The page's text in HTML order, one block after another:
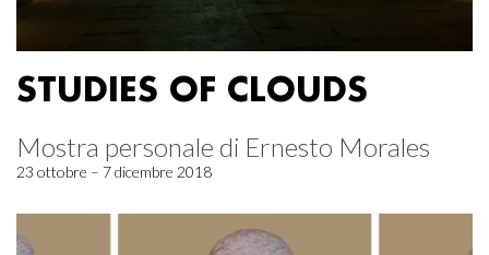
STUDIES OF CLOUDS
Mostra personale di Ernesto Morales
23 ottobre – 7 dicembre 2018